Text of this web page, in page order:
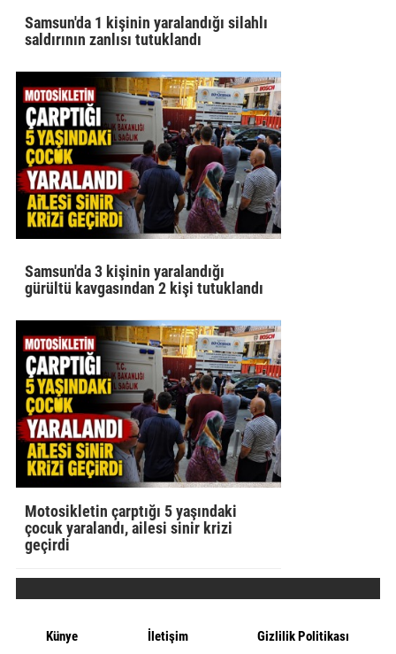
Samsun'da 1 kişinin yaralandığı silahlı
saldırının zanlısı tutuklandı
Samsun'da 3 kişinin yaralandığı
gürültü kavgasından 2 kişi tutuklandı
Motosikletin çarptığı 5 yaşındaki
çocuk yaralandı, ailesi sinir krizi
geçirdi
Künye İletişim Gizlilik Politikası